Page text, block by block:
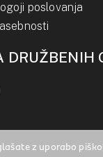
poslovanja
DRUŽBENIH
z uporabo